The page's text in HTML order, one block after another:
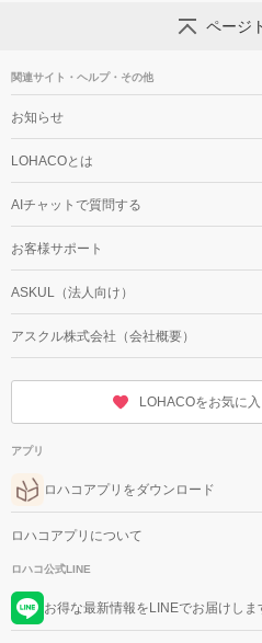
ページ
関連サイト・ヘルプ・その他
お知らせ
LOHACOとは
AIチャットで質問する
お客様サポート
ASKUL（法人向け）
アスクル株式会社（会社概要）
LOHACOをお気に
アプリ
ロハコアプリをダウンロード
ロハコアプリについて
ロハコ公式LINE
お得な最新情報をLINEでお届けしま